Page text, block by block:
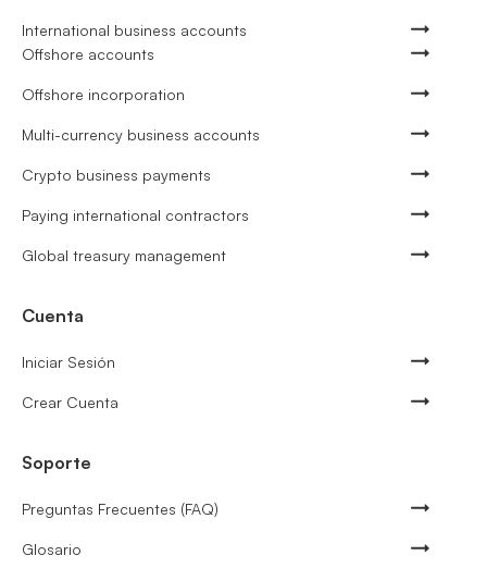
International business accounts
Offshore accounts
Offshore incorporation
Multi-currency business accounts
Crypto business payments
Paying international contractors
Global treasury management
Cuenta
Iniciar Sesión
Crear Cuenta
Soporte
Preguntas Frecuentes (FAQ)
Glosario